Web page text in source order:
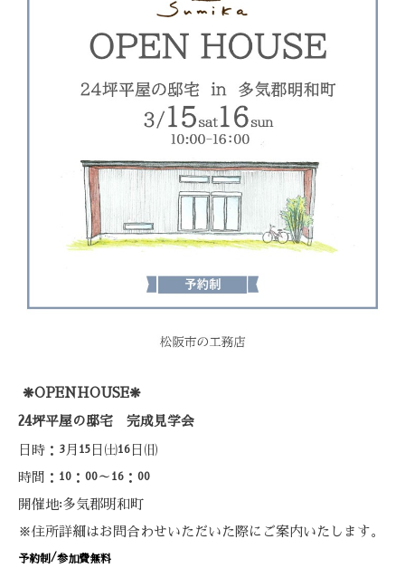
❋OPENHOUSE❋
24坪平屋の邸宅 完成見学会
日時： 3 月 15 日㈯16 日㈰
時間： 10 ： 00～ 16 ： 00
開催地:多気郡明和町
※住所詳細はお問合わせいただいた際にご案内いたします。
予約制 /参加費無料